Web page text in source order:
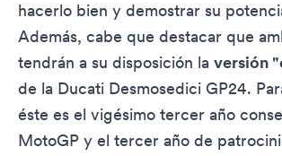
hacerlo bien y demostrar su
Además, cabe que destacar que
tendrán a su disposición la versión
de la Ducati Desmosedici GP24.
éste es el vigésimo tercer año
MotoGP y el tercer año de